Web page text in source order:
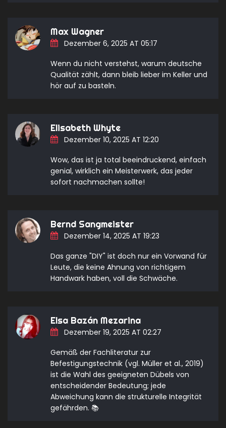
Max Wagner
Dezember 6, 2025 AT 05:17
Wenn du nicht verstehst, warum deutsche
Qualität zählt, dann bleib lieber im Keller und
hör auf zu basteln.
Elisabeth Whyte
Dezember 10, 2025 AT 12:20
Wow, das ist ja total beeindruckend, einfach
genial, wirklich ein Meisterwerk, das jeder
sofort nachmachen sollte!
Bernd Sangmeister
Dezember 14, 2025 AT 19:23
Das ganze "DIY" ist doch nur ein Vorwand für
Leute, die keine Ahnung von richtigem
Handwark haben, voll die Schwäche.
Elsa Bazán Mezarina
Dezember 19, 2025 AT 02:27
Gemäß der Fachliteratur zur
Befestigungstechnik (vgl. Müller et al., 2019)
ist die Wahl des geeigneten Dübels von
entscheidender Bedeutung; jede
Abweichung kann die strukturelle Integrität
gefährden. 📚